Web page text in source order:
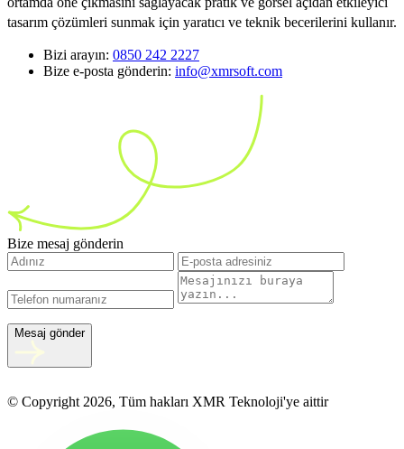
tasarım çözümleri sunmak için yaratıcı ve teknik becerilerini kullanır.
Bizi arayın: 0850 242 2227
Bize e-posta gönderin: info@xmrsoft.com
Bize mesaj gönderin
Mesaj gönder
© Copyright 2026, Tüm hakları XMR Teknoloji'ye aittir